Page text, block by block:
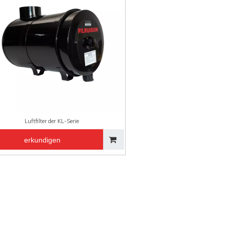
Luftfilter der KL-Serie
erkundigen